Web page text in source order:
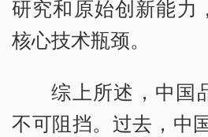
研究和原始创新能力
核心技术瓶颈。
综上所述，中国
不可阻挡。过去，中